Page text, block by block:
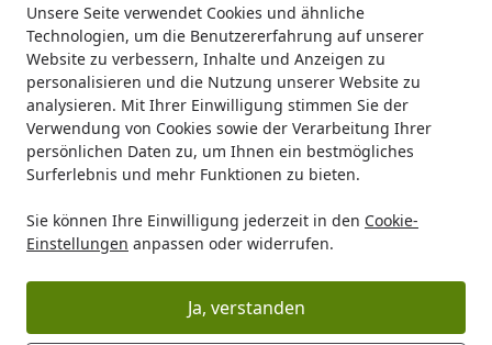
Unsere Seite verwendet Cookies und ähnliche
Technologien, um die Benutzererfahrung auf unserer
Website zu verbessern, Inhalte und Anzeigen zu
personalisieren und die Nutzung unserer Website zu
analysieren. Mit Ihrer Einwilligung stimmen Sie der
Verwendung von Cookies sowie der Verarbeitung Ihrer
persönlichen Daten zu, um Ihnen ein bestmögliches
Surferlebnis und mehr Funktionen zu bieten.
Sie können Ihre Einwilligung jederzeit in den Cookie-
Einstellungen anpassen oder widerrufen.
Ja, verstanden
Karibu Pools inkl. gratis Sandfilteranlage & Pool-
Starterset (Gesamtwert bis 468,99€)
Startseite
Gartenhaus Gartenhaus nach Material Holz Gartenhaus
Ontario 1